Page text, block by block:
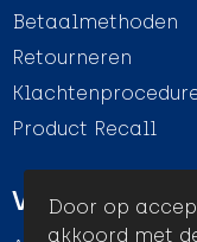
Betaalmethoden
Retourneren
Product Recall
VeiligDoor op
akkoord met